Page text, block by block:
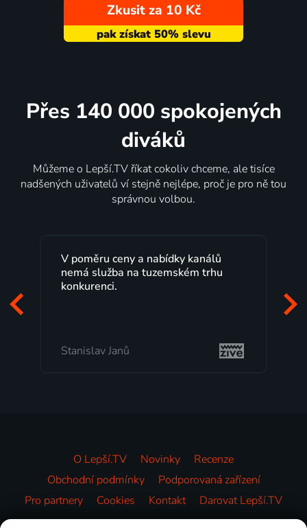
Zkusit za 10 Kč
Přes 140 000 spokojených
diváků
Můžeme o Lepší.TV říkat cokoliv chceme, ale tisíce
nadšených uživatelů ví stejně nejlépe, proč je pro ně tou
správnou volbou.
V poměru ceny a nabídky kanálů
nemá služba na tuzemském trhu
konkurenci.
Stanislav Janů
O Lepší.TV Novinky
Recenze
Obchodní podmínky
Podporovaná zařízení
Pro partnery
Cookies Kontakt Darovat Lepší.TV